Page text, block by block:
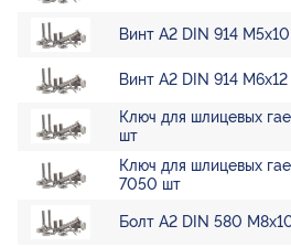
Винт А2 DIN 914 М5х10
Винт А2 DIN 914 М6х12
Ключ для шлицевых
шт
Ключ для шлицевых
7050 шт
Болт А2 DIN 580